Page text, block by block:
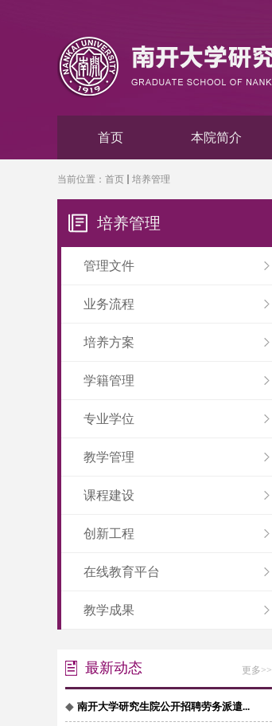
首页 本院简介
当前位置： 首页 培养管理
培养管理
管理文件
业务流程
培养方案
学籍管理
专业学位
教学管理
课程建设
创新工程
在线教育平台
教学成果
最新动态 更多>>
◆ 南开大学研究生院公开招聘劳务派遣...